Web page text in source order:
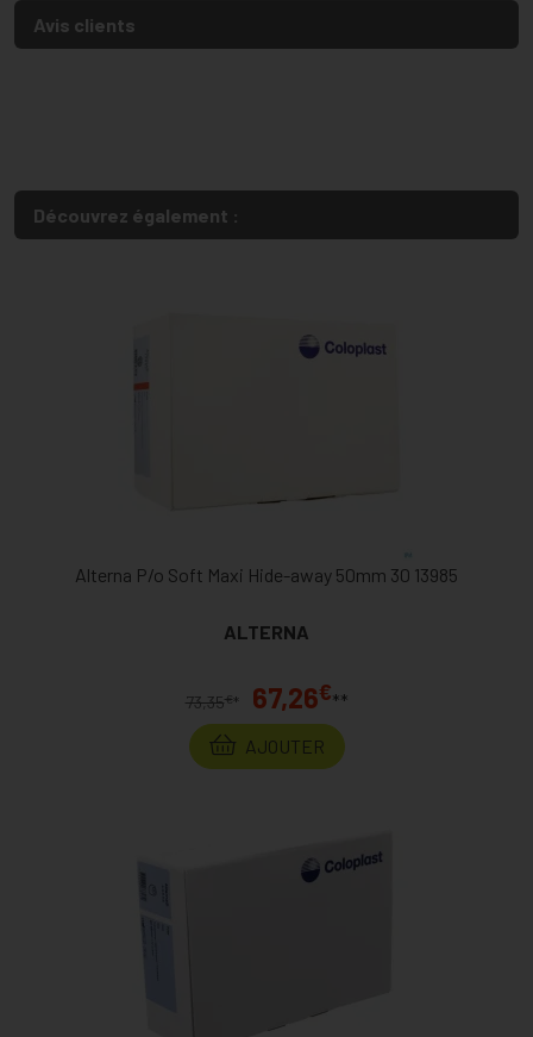
Avis clients
Découvrez également :
Alterna P/o Soft Maxi Hide-away 50mm 30 13985
ALTERNA
73,35€ * 67,26€**
AJOUTER